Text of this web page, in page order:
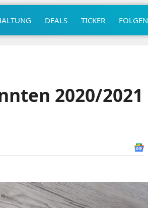
DEALS TICKER FOLGEN
2020/2021